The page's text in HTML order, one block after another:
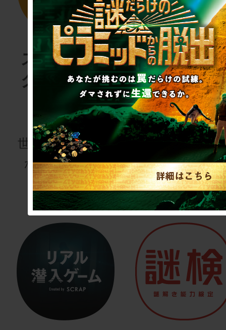
スクラップ
グッズショ
ップ
世界でここにし
かないグッズ
SCRAP
出版
謎専門出版社